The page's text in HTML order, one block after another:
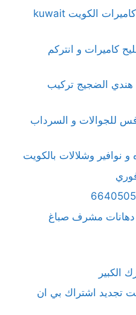
تركيب كاميرات مراقبة فني كاميرات الكويت kuwait
كاميرات و انتركم
الضجيج تركيب
للجوالات و السرداب
نوافير وشلالات بالكويت
مشرف صباغ
الكبير
تجديد اشتراك بي ان